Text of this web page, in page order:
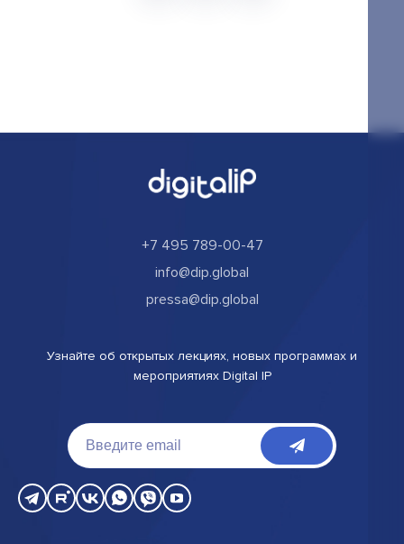
+7 495 789-00-47
info@dip.global
pressa@dip.global
Узнайте об открытых лекциях, новых программах и
мероприятиях Digital IP